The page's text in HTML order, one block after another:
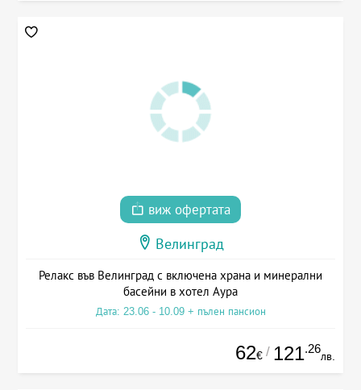
виж офертата
Велинград
Релакс във Велинград с включена храна и минерални
басейни в хотел Аура
Дата: 23.06 - 10.09 + пълен пансион
62€ / 121.26
лв.